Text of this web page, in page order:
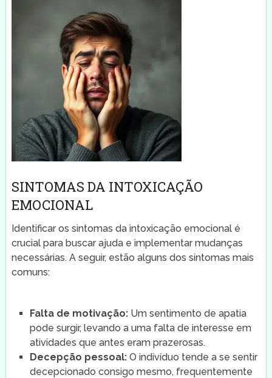
SINTOMAS DA INTOXICAÇÃO
EMOCIONAL
Identificar os sintomas da intoxicação emocional é
crucial para buscar ajuda e implementar mudanças
necessárias. A seguir, estão alguns dos sintomas mais
comuns:
Falta de motivação:Um sentimento de apatia
pode surgir, levando a uma falta de interesse em
atividades que antes eram prazerosas.
Decepção pessoal:O indivíduo tende a se sentir
decepcionado consigo mesmo, frequentemente